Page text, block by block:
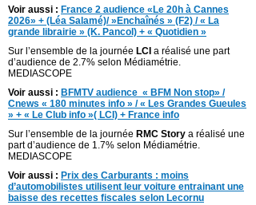
Voir aussi : France 2 audience «Le 20h à Cannes
2026» + (Léa Salamé)/ »Enchaînés » (F2) / « La
grande librairie » (K. Pancol) + « Quotidien »
Sur l’ensemble de la journée LCI a réalisé une part
d’audience de 2.7% selon Médiamétrie.
MEDIASCOPE
Voir aussi : BFMTV audience « BFM Non stop» /
Cnews « 180 minutes info » / « Les Grandes Gueules
» + « Le Club info »( LCI) + France info
Sur l’ensemble de la journée RMC Story a réalisé une
part d’audience de 1.7% selon Médiamétrie.
MEDIASCOPE
Voir aussi : Prix des Carburants : moins
d’automobilistes utilisent leur voiture entrainant une
baisse des recettes fiscales selon Lecornu